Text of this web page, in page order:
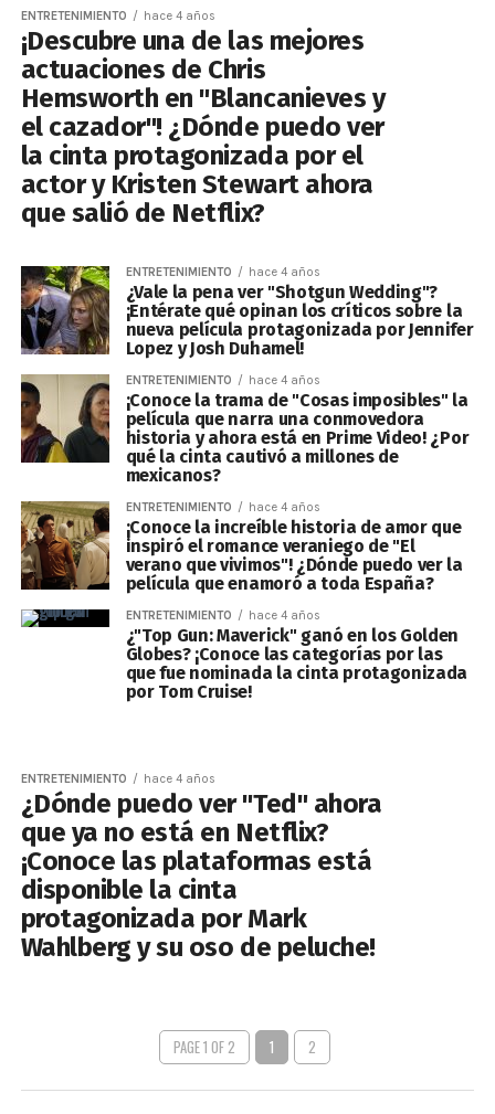
ENTRETENIMIENTO hace 4 años
¡Descubre una de las mejores
actuaciones de Chris
Hemsworth en "Blancanieves y
el cazador"! ¿Dónde puedo ver
la cinta protagonizada por el
actor y Kristen Stewart ahora
que salió de Netflix?
ENTRETENIMIENTO hace 4 años
¿Vale la pena ver "Shotgun Wedding"?
¡Entérate qué opinan los críticos sobre la
nueva película protagonizada por Jennifer
Lopez y Josh Duhamel!
ENTRETENIMIENTO hace 4 años
¡Conoce la trama de "Cosas imposibles" la
película que narra una conmovedora
historia y ahora está en Prime Video! ¿Por
qué la cinta cautivó a millones de
mexicanos?
ENTRETENIMIENTO hace 4 años
¡Conoce la increíble historia de amor que
inspiró el romance veraniego de "El
verano que vivimos"! ¿Dónde puedo ver la
película que enamoró a toda España?
ENTRETENIMIENTO hace 4 años
¿"Top Gun: Maverick" ganó en los Golden
Globes? ¡Conoce las categorías por las
que fue nominada la cinta protagonizada
por Tom Cruise!
ENTRETENIMIENTO hace 4 años
¿Dónde puedo ver "Ted" ahora
que ya no está en Netflix?
¡Conoce las plataformas está
disponible la cinta
protagonizada por Mark
Wahlberg y su oso de peluche!
PAGE 1 OF 2 1 2